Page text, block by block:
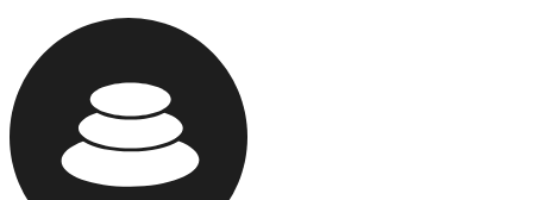
Ethereum
ETH